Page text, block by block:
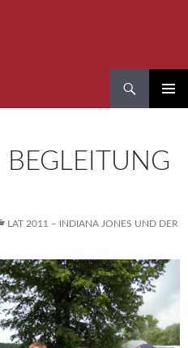
LAT 2011 – INDIANA JONES UND DER